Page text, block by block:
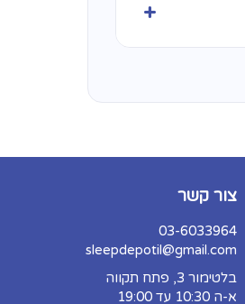
לוקחת
+
צור קשר
03-6033964
sleepdepotil@gmail.com
בלטימור 3, פתח תקווה
א-ה 10:30 עד 19:00